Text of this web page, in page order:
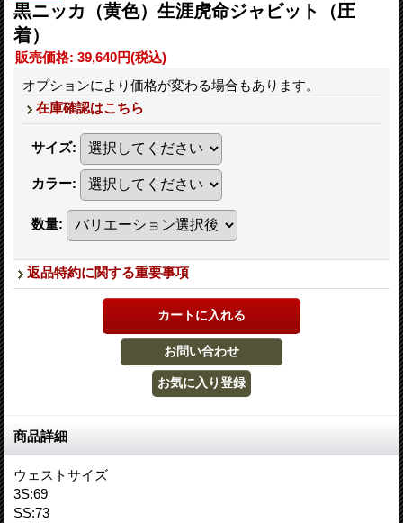
黒ニッカ（黄色）生涯虎命ジャビット（圧
着）
販売価格: 39,640円(税込)
オプションにより価格が変わる場合もあります。
在庫確認はこちら
サイズ:
カラー:
数量:
返品特約に関する重要事項
商品詳細
ウェストサイズ
3S:69
SS:73